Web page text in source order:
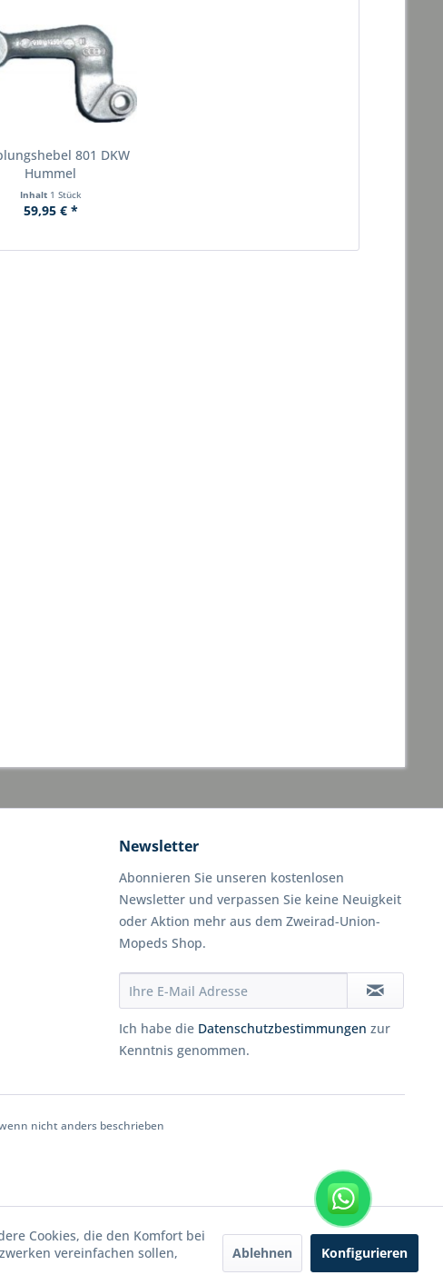
801 DKW
Hummel
Inhalt 1 Stück
59,95 € *
Newsletter
Abonnieren Sie unseren kostenlosen
Newsletter und verpassen Sie keine Neuigkeit
oder Aktion mehr aus dem Zweirad-Union-
Mopeds Shop.
Ich habe die Datenschutzbestimmungen zur
Kenntnis genommen.
nicht anders beschrieben
WhatsApp
Cookies, die den Komfort bei
vereinfachen sollen,
Ablehnen Konfigurieren